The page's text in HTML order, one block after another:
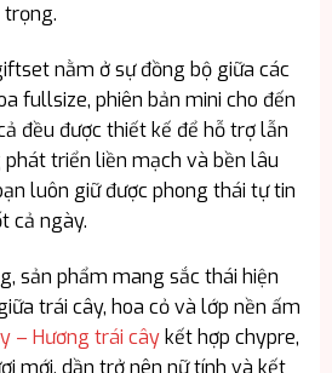
trọng.
nằm ở sự đồng bộ giữa các
fullsize, phiên bản mini cho đến
đều được thiết kế để hỗ trợ lẫn
triển liền mạch và bền lâu
luôn giữ được phong thái tự tin
cả ngày.
sản phẩm mang sắc thái hiện
trái cây, hoa cỏ và lớp nền ấm
– Hương trái câykết hợp chypre,
mới, dần trở nên nữ tính và kết